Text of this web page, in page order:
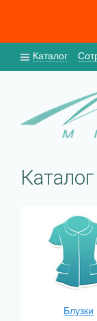
Каталог
Каталог
Блузки